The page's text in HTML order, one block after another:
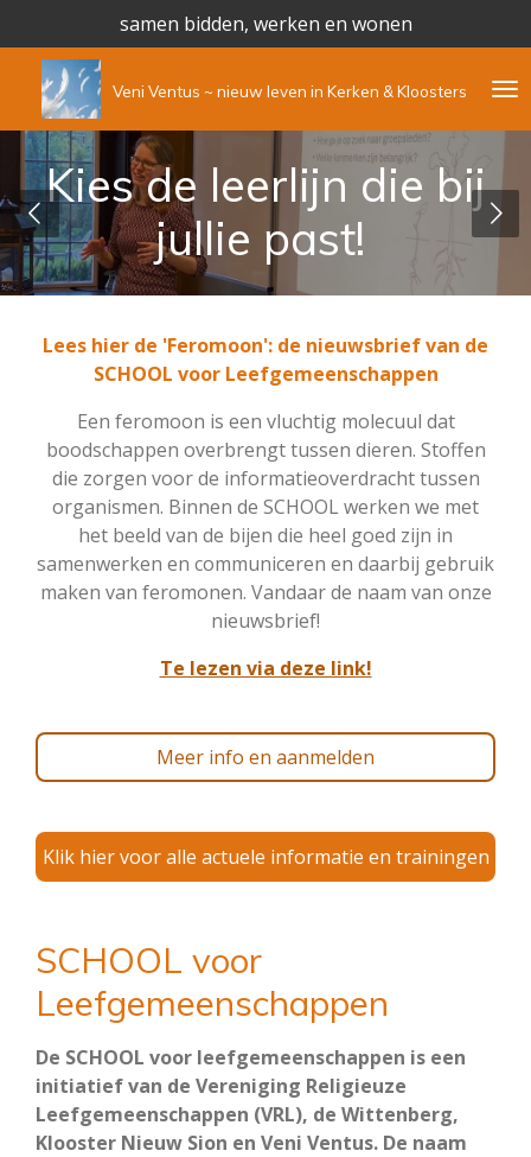
direct
naar
hoofdinhoud
Veni Ventus ~ nieuw leven in Kerken & Kloosters
samen bidden, werken en wonen
Kies de leerlijn die bij
jullie past!
Lees hier de 'Feromoon': de nieuwsbrief van de
SCHOOL voor Leefgemeenschappen
Een feromoon is een vluchtig molecuul dat
boodschappen overbrengt tussen dieren. Stoffen
die zorgen voor de informatieoverdracht tussen
organismen. Binnen de SCHOOL werken we met
het beeld van de bijen die heel goed zijn in
samenwerken en communiceren en daarbij gebruik
maken van feromonen. Vandaar de naam van onze
nieuwsbrief!
Te lezen via deze link!
Meer info en aanmelden
Klik hier voor alle actuele informatie en trainingen
SCHOOL voor
Leefgemeenschappen
De SCHOOL voor leefgemeenschappen is een
initiatief van de Vereniging Religieuze
Leefgemeenschappen (VRL), de Wittenberg,
Klooster Nieuw Sion en Veni Ventus. De naam